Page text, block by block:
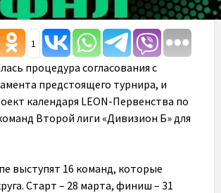
1
процедура согласования с
предстоящего турнира, и
календаря LEON-Первенства по
Второй лиги «Дивизион Б» для
выступят 16 команд, которые
Старт – 28 марта, финиш – 31